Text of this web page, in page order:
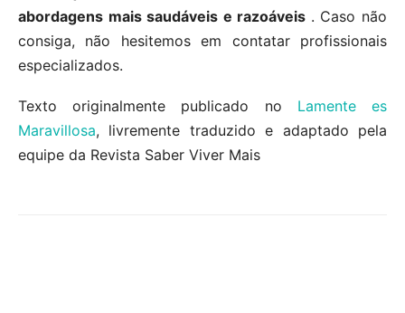
abordagens mais saudáveis ​​e razoáveis . Caso não
consiga, não hesitemos em contatar profissionais
especializados.
Texto originalmente publicado no Lamente es
Maravillosa, livremente traduzido e adaptado pela
equipe da Revista Saber Viver Mais